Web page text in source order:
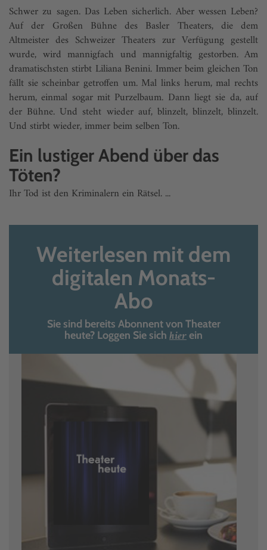
Schwer zu sagen. Das Leben sicherlich. Aber wessen Leben?
Auf der Großen Bühne des Basler Theaters, die dem
Altmeister des Schweizer Theaters zur Verfügung gestellt
wurde, wird mannigfach und mannigfaltig gestorben. Am
dramatischsten stirbt Liliana Benini. Immer beim gleichen Ton
fällt sie scheinbar getroffen um. Mal links herum, mal rechts
herum, einmal sogar mit Purzelbaum. Dann liegt sie da, auf
der Bühne. Und steht wieder auf, blinzelt, blinzelt, blinzelt.
Und stirbt wieder, immer beim selben Ton.
Ein lustiger Abend über das
Töten?
Ihr Tod ist den Kriminalern ein Rätsel. ...
Weiterlesen mit dem
digitalen Monats-
Abo
Sie sind bereits Abonnent von Theater
heute? Loggen Sie sich hierein